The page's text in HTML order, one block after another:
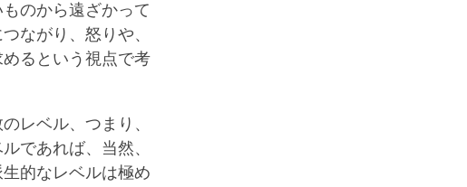
のから遠ざかって
ながり、怒りや、
るという視点で考
レベル、つまり、
であれば、当然、
的なレベルは極め